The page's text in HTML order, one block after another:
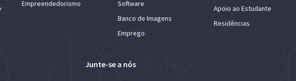
Empreendedorismo
Software
Banco de Imagens
Emprego
Apoio ao Estudante
Residências
Junte-se a nós